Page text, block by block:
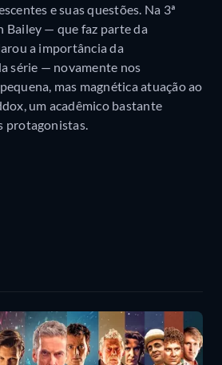
e suas questões. Na 3ª
Bailey — que faz parte da
a importância da
série — novamente nos
mas magnética atuação ao
um acadêmico bastante
protagonistas.